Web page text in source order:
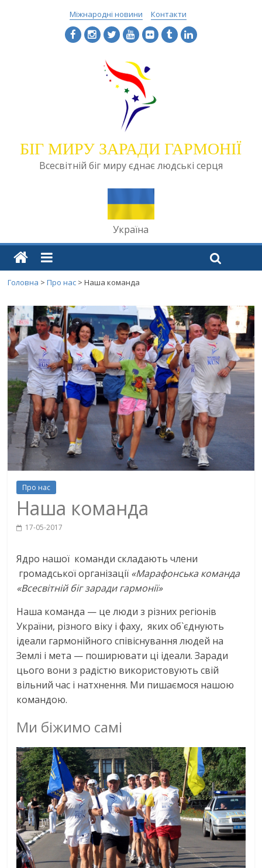
Міжнародні новини Контакти
БІГ МИРУ ЗАРАДИ ГАРМОНІЇ
Всесвітній біг миру єднає людські серця
Україна
Головна >Про нас >Наша команда
Про нас
Наша команда
17-05-2017
Ядро нашої команди складають члени
громадської організації «Марафонська команда
«Всесвітній біг заради гармонії»
Наша команда — це люди з різних регіонів
України, різного віку і фаху, яких об`єднують
ідеали гармонійного співіснування людей на
Землі і мета — поширювати ці ідеали. Заради
цього вони з радістю використовують свій
вільний час і натхнення. Ми пишаємося нашою
командою.
Ми біжимо самі